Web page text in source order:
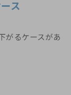
ス
がるケースがあ